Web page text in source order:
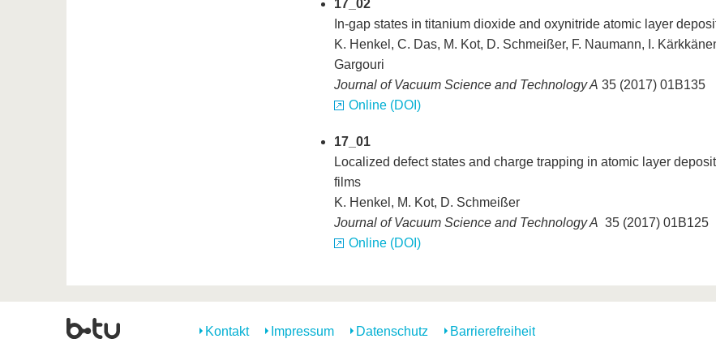
17_02
In-gap states in titanium dioxide and oxynitride atomic layer
K. Henkel, C. Das, M. Kot, D. Schmeißer, F. Naumann, I.
Gargouri
Journal of Vacuum Science and Technology A 35 (2017) 01B135
Online (DOI)
17_01
Localized defect states and charge trapping in atomic layer
films
K. Henkel, M. Kot, D. Schmeißer
Journal of Vacuum Science and Technology A 35 (2017) 01B125
Online (DOI)
Kontakt Impressum Datenschutz Barrierefreiheit